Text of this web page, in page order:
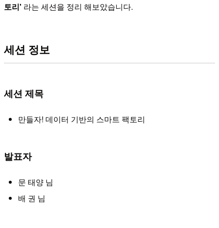
토리' 라는 세션을 정리 해보았습니다.
세션 정보
세션 제목
만들자! 데이터 기반의 스마트 팩토리
발표자
문 태양 님
배 권 님